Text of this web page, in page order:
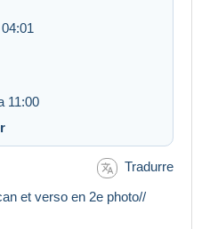
11:00
Tradurre
et verso en 2e photo//